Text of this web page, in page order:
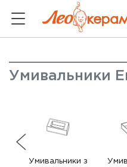
Умивальники
Умивальники з